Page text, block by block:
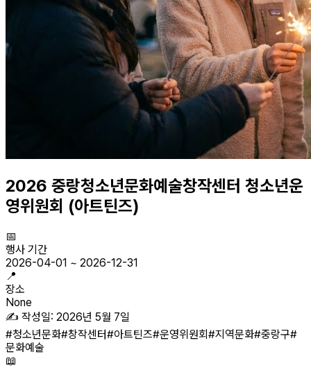
2026 중랑청소년문화예술창작센터 청소년운
영위원회 (아트틴즈)
📅
행사 기간
2026-04-01 ~ 2026-12-31
📍
장소
None
✍️ 작성일: 2026년 5월 7일
#청소년문화#창작센터#아트틴즈#운영위원회#지역문화#중랑구#
문화예술
📖